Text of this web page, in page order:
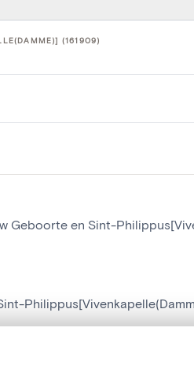
(161909)
Geboorte en Sint-